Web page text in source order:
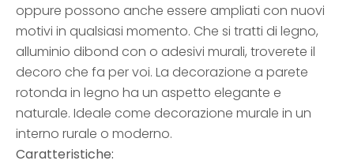
oppure possono anche essere ampliati con nuovi
motivi in qualsiasi momento. Che si tratti di legno,
alluminio dibond con o adesivi murali, troverete il
decoro che fa per voi. La decorazione a parete
rotonda in legno ha un aspetto elegante e
naturale. Ideale come decorazione murale in un
interno rurale o moderno.
Caratteristiche: